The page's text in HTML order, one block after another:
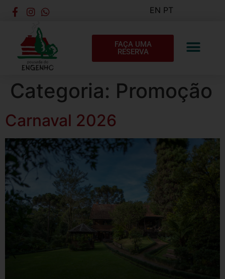
EN PT
FAÇA UMA
RESERVA
Categoria: Promoção
Carnaval 2026